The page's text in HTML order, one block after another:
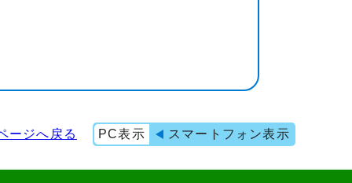
ージへ戻る PC表示 スマートフォン表示